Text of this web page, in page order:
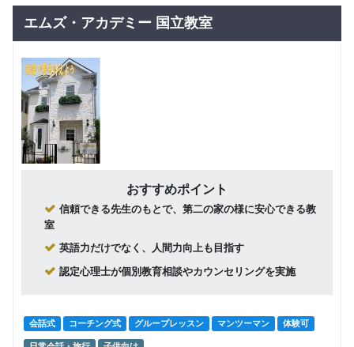
生
15,500 円(税込) / 月
回数：4 / 1セッション90分
中学生 15,500
回数：4 / 1セッション90分
高校１年
生２年生
グループレッスン
16,000
高校３年
グループレッスン
回数：4 / 1セッション90分
エムズ・アカデミー 国立教室
おすすめポイント
信頼できる先生のもとで、第二の家の様に安心できる教
室
英語力だけでなく、人間力向上も目指す
認定心理士が個別教育相談やカウンセリングを実施
会話式 コーチング式 グループレッスン マンツーマン 体験可